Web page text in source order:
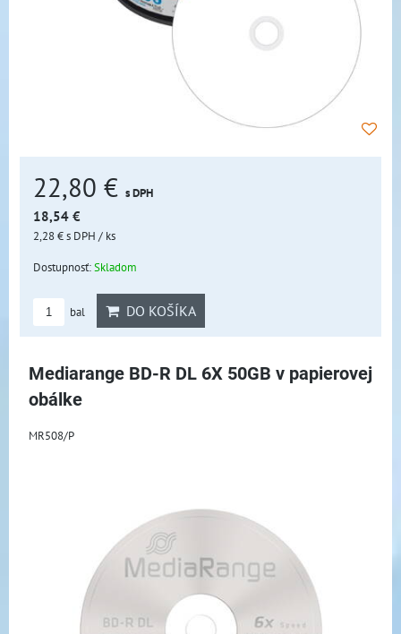
22,80 € s DPH
18,54 €
2,28 €s DPH / ks
Dostupnosť:Skladom
bal DO KOŠÍKA
Mediarange BD-R DL 6X 50GB v papierovej
obálke
MR508/P